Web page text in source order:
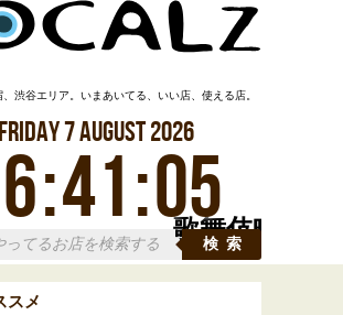
歌舞伎町
渋谷エリア。いまあいてる、いい店、使える店。
Friday7August2026
:41:05
検索
スメ